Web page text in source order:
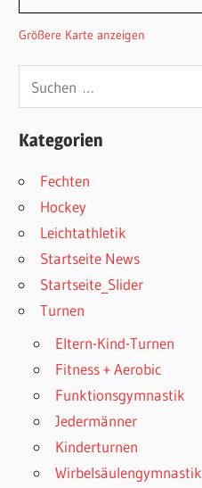
Größere Karte anzeigen
nach:
Kategorien
Fechten
Hockey
Leichtathletik
Startseite News
Startseite_Slider
Turnen
Eltern-Kind-Turnen
Fitness + Aerobic
Funktionsgymnastik
Jedermänner
Kinderturnen
Wirbelsäulengymnastik